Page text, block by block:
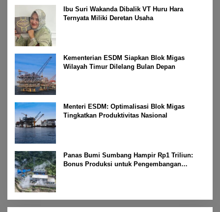
Ibu Suri Wakanda Dibalik VT Huru Hara
Ternyata Miliki Deretan Usaha
Kementerian ESDM Siapkan Blok Migas
Wilayah Timur Dilelang Bulan Depan
Menteri ESDM: Optimalisasi Blok Migas
Tingkatkan Produktivitas Nasional
Panas Bumi Sumbang Hampir Rp1 Triliun:
Bonus Produksi untuk Pengembangan